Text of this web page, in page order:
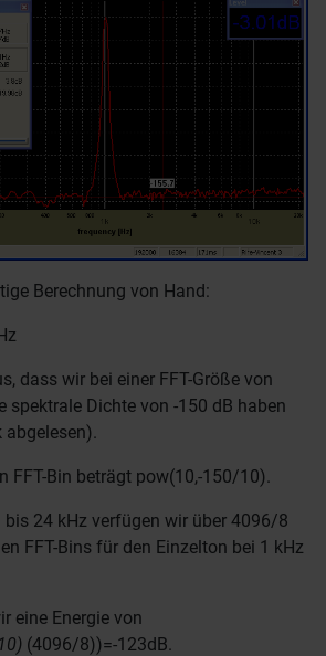
Berechnung von Hand:
dass wir bei einer FFT-Größe von
spektrale Dichte von -150 dB haben
abgelesen).
FFT-Bin beträgt pow(10,-150/10).
bis 24 kHz verfügen wir über 4096/8
FFT-Bins für den Einzelton bei 1 kHz
eine Energie von
(4096/8))=-123dB.